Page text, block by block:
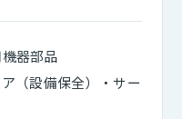
器部品
（設備保全）・サー
全）・サービスエン